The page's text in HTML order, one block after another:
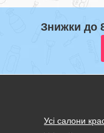
Знижки до
Усі салони